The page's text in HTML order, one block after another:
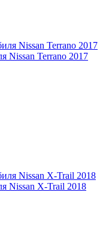
Nissan Terrano 2017
Nissan X-Trail 2018